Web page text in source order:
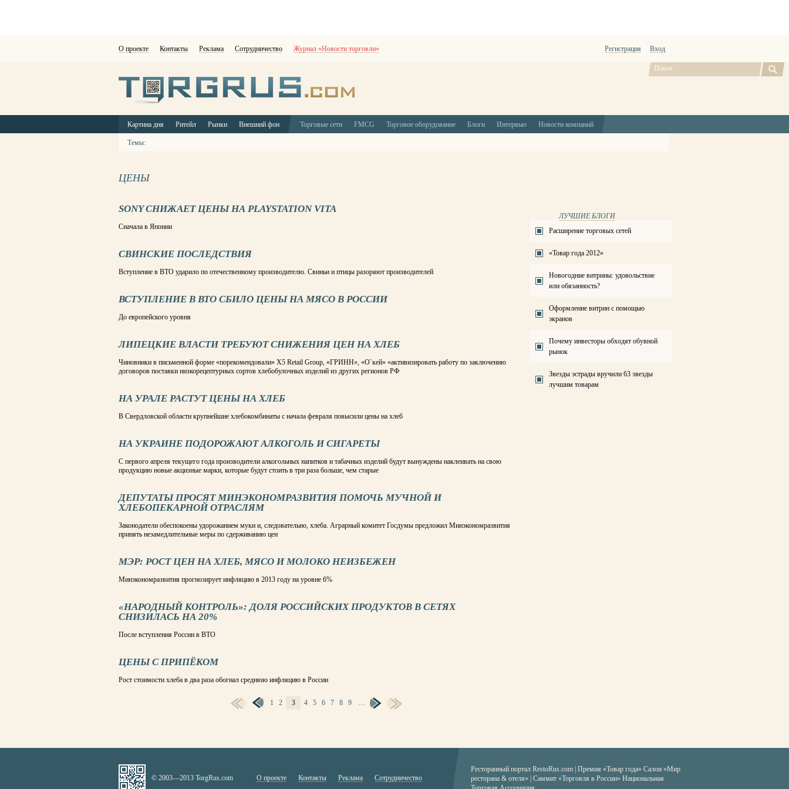
О проекте Контакты Реклама Сотрудничество Журнал «Новости торговли» Регистрация Вход
Картина дня Ритейл Рынки Внешний фон Торговые сети FMCG Торговое оборудование Блоги Интервью Новости компаний
Темы:
ЦЕНЫ
SONY СНИЖАЕТ ЦЕНЫ НА PLAYSTATION VITA
Сначала в Японии
СВИНСКИЕ ПОСЛЕДСТВИЯ
Вступление в ВТО ударило по отечественному производителю. Свиньи и птицы разоряют производителей
ВСТУПЛЕНИЕ В ВТО СБИЛО ЦЕНЫ НА МЯСО В РОССИИ
До европейского уровня
ЛИПЕЦКИЕ ВЛАСТИ ТРЕБУЮТ СНИЖЕНИЯ ЦЕН НА ХЛЕБ
Чиновники в письменной форме «порекомендовали» Х5 Retail Group, «ГРИНН», «О`кей» «активизировать работу по заключению
договоров поставки низкорецептурных сортов хлебобулочных изделий из других регионов РФ
НА УРАЛЕ РАСТУТ ЦЕНЫ НА ХЛЕБ
В Свердловской области крупнейшие хлебокомбинаты с начала февраля повысили цены на хлеб
НА УКРАИНЕ ПОДОРОЖАЮТ АЛКОГОЛЬ И СИГАРЕТЫ
С первого апреля текущего года производители алкогольных напитков и табачных изделий будут вынуждены наклеивать на свою
продукцию новые акцизные марки, которые будут стоить в три раза больше, чем старые
ДЕПУТАТЫ ПРОСЯТ МИНЭКОНОМРАЗВИТИЯ ПОМОЧЬ МУЧНОЙ И
ХЛЕБОПЕКАРНОЙ ОТРАСЛЯМ
Законодатели обеспокоены удорожанием муки и, следовательно, хлеба. Аграрный комитет Госдумы предложил Минэкономразвития
принять незамедлительные меры по сдерживанию цен
МЭР: РОСТ ЦЕН НА ХЛЕБ, МЯСО И МОЛОКО НЕИЗБЕЖЕН
Минэкономразвития прогнозирует инфляцию в 2013 году на уровне 6%
«НАРОДНЫЙ КОНТРОЛЬ»: ДОЛЯ РОССИЙСКИХ ПРОДУКТОВ В СЕТЯХ
СНИЗИЛАСЬ НА 20%
После вступления России в ВТО
ЦЕНЫ С ПРИПЁКОМ
Рост стоимости хлеба в два раза обогнал среднюю инфляцию в России
1 2 3 4 5 6 7 8 9 …
ЛУЧШИЕ БЛОГИ
Расширение торговых сетей
«Товар года 2012»
Новогодние витрины: удовольствие
или обязанность?
Оформление витрин с помощью
экранов
Почему инвесторы обходят обувной
рынок
Звезды эстрады вручили 63 звезды
лучшим товарам
© 2003—2013 TorgRus.com О проекте Контакты Реклама Сотрудничество
Ресторанный портал RestoRus.com Премия «Товар года» Салон «Мир
ресторана & отеля» | Саммит «Торговля в России» Национальная